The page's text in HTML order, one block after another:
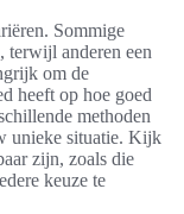
Sommige
terwijl anderen een
om de
heeft op hoe goed
methoden
unieke situatie. Kijk
zijn, zoals die
keuze te